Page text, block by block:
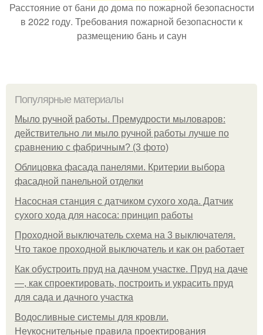
Расстояние от бани до дома по пожарной безопасности
в 2022 году. Требования пожарной безопасности к
размещению бань и саун
Популярные материалы
Мыло ручной работы. Премудрости мыловаров:
действительно ли мыло ручной работы лучше по
сравнению с фабричным? (3 фото)
Облицовка фасада панелями. Критерии выбора
фасадной панельной отделки
Насосная станция с датчиком сухого хода. Датчик
сухого хода для насоса: принцип работы
Проходной выключатель схема на 3 выключателя.
Что такое проходной выключатель и как он работает
Как обустроить пруд на дачном участке. Пруд на даче
—, как спроектировать, построить и украсить пруд
для сада и дачного участка
Водосливные системы для кровли.
Неукоснительные правила проектирования